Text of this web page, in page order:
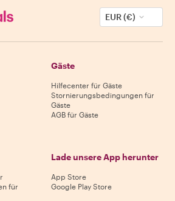
EUR (€)
Gäste
Hilfecenter für Gäste
Stornierungsbedingungen für
Gäste
AGB für Gäste
für
Lade unsere App herunter
App Store
Google Play Store